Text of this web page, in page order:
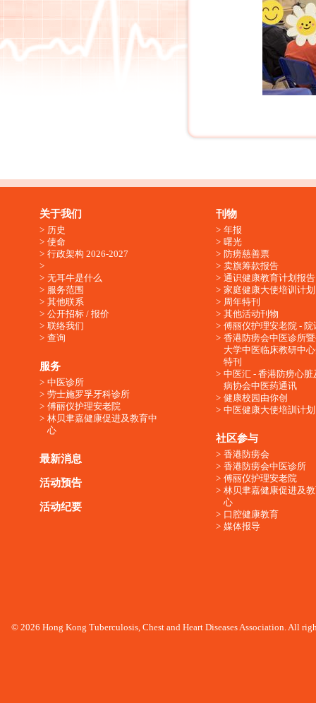
关于我们
历史
使命
行政架构 2026-2027
无耳牛是什么
服务范围
其他联系
公开招标 / 报价
联络我们
查询
服务
中医诊所
劳士施罗孚牙科诊所
傅丽仪护理安老院
林贝聿嘉健康促进及教育中
心
最新消息
活动预告
活动纪要
刊物
年报
曙光
防痨慈善票
卖旗筹款报告
通识健康教育计划报告
家庭健康大使培训计划
周年特刊
其他活动刊物
傅丽仪护理安老院 - 院
香港防痨会中医诊所
大学中医临床教研中
特刊
中医汇 - 香港防痨心脏
病协会中医药通讯
健康校园由你创
中医健康大使培訓计划
社区参与
香港防痨会
香港防痨会中医诊所
傅丽仪护理安老院
林贝聿嘉健康促进及
心
口腔健康教育
媒体报导
© 2026 Hong Kong Tuberculosis, Chest and Heart Diseases Association. All